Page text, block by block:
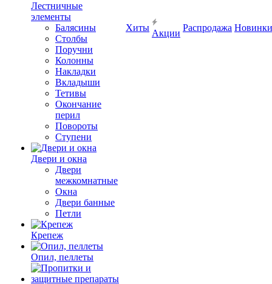
Лестничные
элементы
Балясины
Столбы
Поручни
Колонны
Накладки
Вкладыши
Тетивы
Окончание
перил
Повороты
Ступени
Двери и окна
Двери
межкомнатные
Окна
Двери банные
Петли
Крепеж
Опил, пеллеты
Хиты
Акции
Распродажа Новинки